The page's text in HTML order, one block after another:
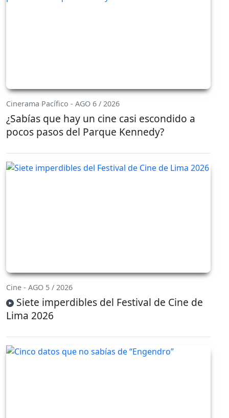
Cinerama Pacífico - AGO 6 / 2026
¿Sabías que hay un cine casi escondido a
pocos pasos del Parque Kennedy?
Cine - AGO 5 / 2026
Siete imperdibles del Festival de Cine de
Lima 2026